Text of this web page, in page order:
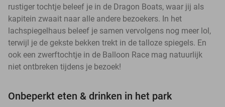
rustiger tochtje beleef je in de Dragon Boats, waar jij als
kapitein zwaait naar alle andere bezoekers. In het
lachspiegelhaus beleef je samen vervolgens nog meer lol,
terwijl je de gekste bekken trekt in de talloze spiegels. En
ook een zwerftochtje in de Balloon Race mag natuurlijk
niet ontbreken tijdens je bezoek!
Onbeperkt eten & drinken in het park